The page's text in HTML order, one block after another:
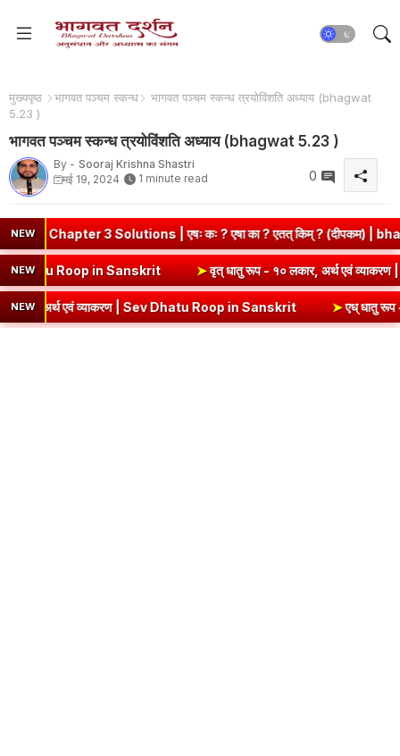
मुख्यपृष्ठ भागवत पञ्चम स्कन्ध
भागवत पञ्चम स्कन्ध त्रयोविंशति अध्याय (bhagwat
5.23 )
भागवत पञ्चम स्कन्ध त्रयोविंशति अध्याय (bhagwat 5.23 )
By - Sooraj Krishna Shastri
मई 19, 2024
1 minute read 0
NEW3 Solutions | एषः कः ? एषा का ? एतत् किम् ? (दीपकम) |
NEW
व्याकरण | Kri Dhatu Roop in Sanskrit ➤वृत् धातु रूप - १० लकार,
NEW
एवं व्याकरण | Sev Dhatu Roop in Sanskrit ➤एध् धातु रूप - १०